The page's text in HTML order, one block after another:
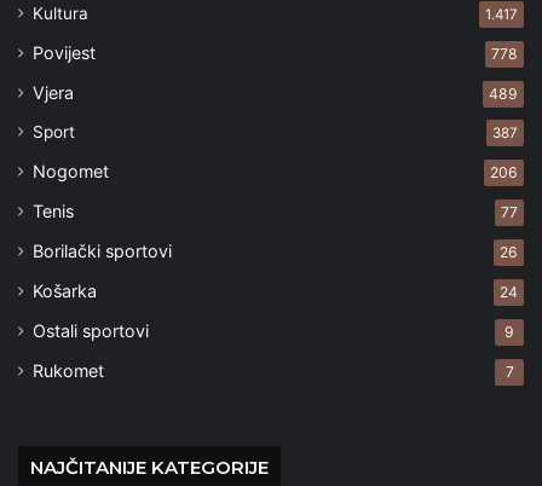
Kultura 1.417
Povijest 778
Vjera 489
Sport 387
Nogomet 206
Tenis 77
Borilački sportovi 26
Košarka 24
Ostali sportovi 9
Rukomet 7
NAJČITANIJE KATEGORIJE